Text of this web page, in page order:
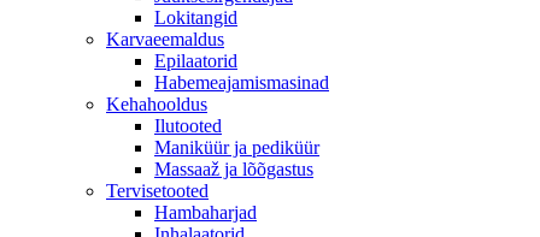
Lokitangid
Karvaeemaldus
Epilaatorid
Habemeajamismasinad
Kehahooldus
Ilutooted
Maniküür ja pediküür
Massaaž ja lõõgastus
Tervisetooted
Hambaharjad